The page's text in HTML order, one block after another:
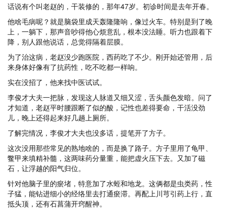
话说有个叫老赵的，干装修的，那年47岁。初诊时间是去年开春。
他啥毛病呢？就是脑袋里成天轰隆隆响，像过火车。特别是到了晚
上，一躺下，那声音吵得他心烦意乱，根本没法睡。听力也跟着下
降，别人跟他说话，总觉得隔着层膜。
为了治这病，老赵没少跑医院，西药吃了不少。刚开始还管用，后
来身体好像有了抗药性，吃不吃都一样响。
实在没招了，他来找中医试试。
李俊才大夫一把脉，发现这人脉道又细又涩，舌头颜色发暗。问了
才知道，老赵平时腰跟断了似的酸，记性也差得要命，干活没劲
儿，晚上还得起来好几趟上厕所。
了解完情况，李俊才大夫也没多话，提笔开了方子。
这次没用那些常见的熟地啥的，而是换了路子。方子里用了龟甲、
鳖甲来填精补髓，这两味药分量重，能把虚火压下去。又加了磁
石，让浮越的阳气归位。
针对他脑子里的瘀堵，特意加了水蛭和地龙。这俩都是虫类药，性
子猛，能钻进细小的经络里去打通瘀滞。再配上川芎引药上行，直
抵头顶，还有石菖蒲开窍醒神。